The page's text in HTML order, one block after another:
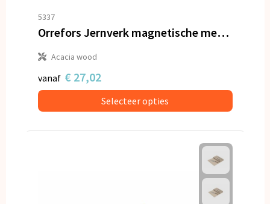
5337
Orrefors Jernverk magnetische meshouder
Acacia wood
vanaf € 27,02
Selecteer opties